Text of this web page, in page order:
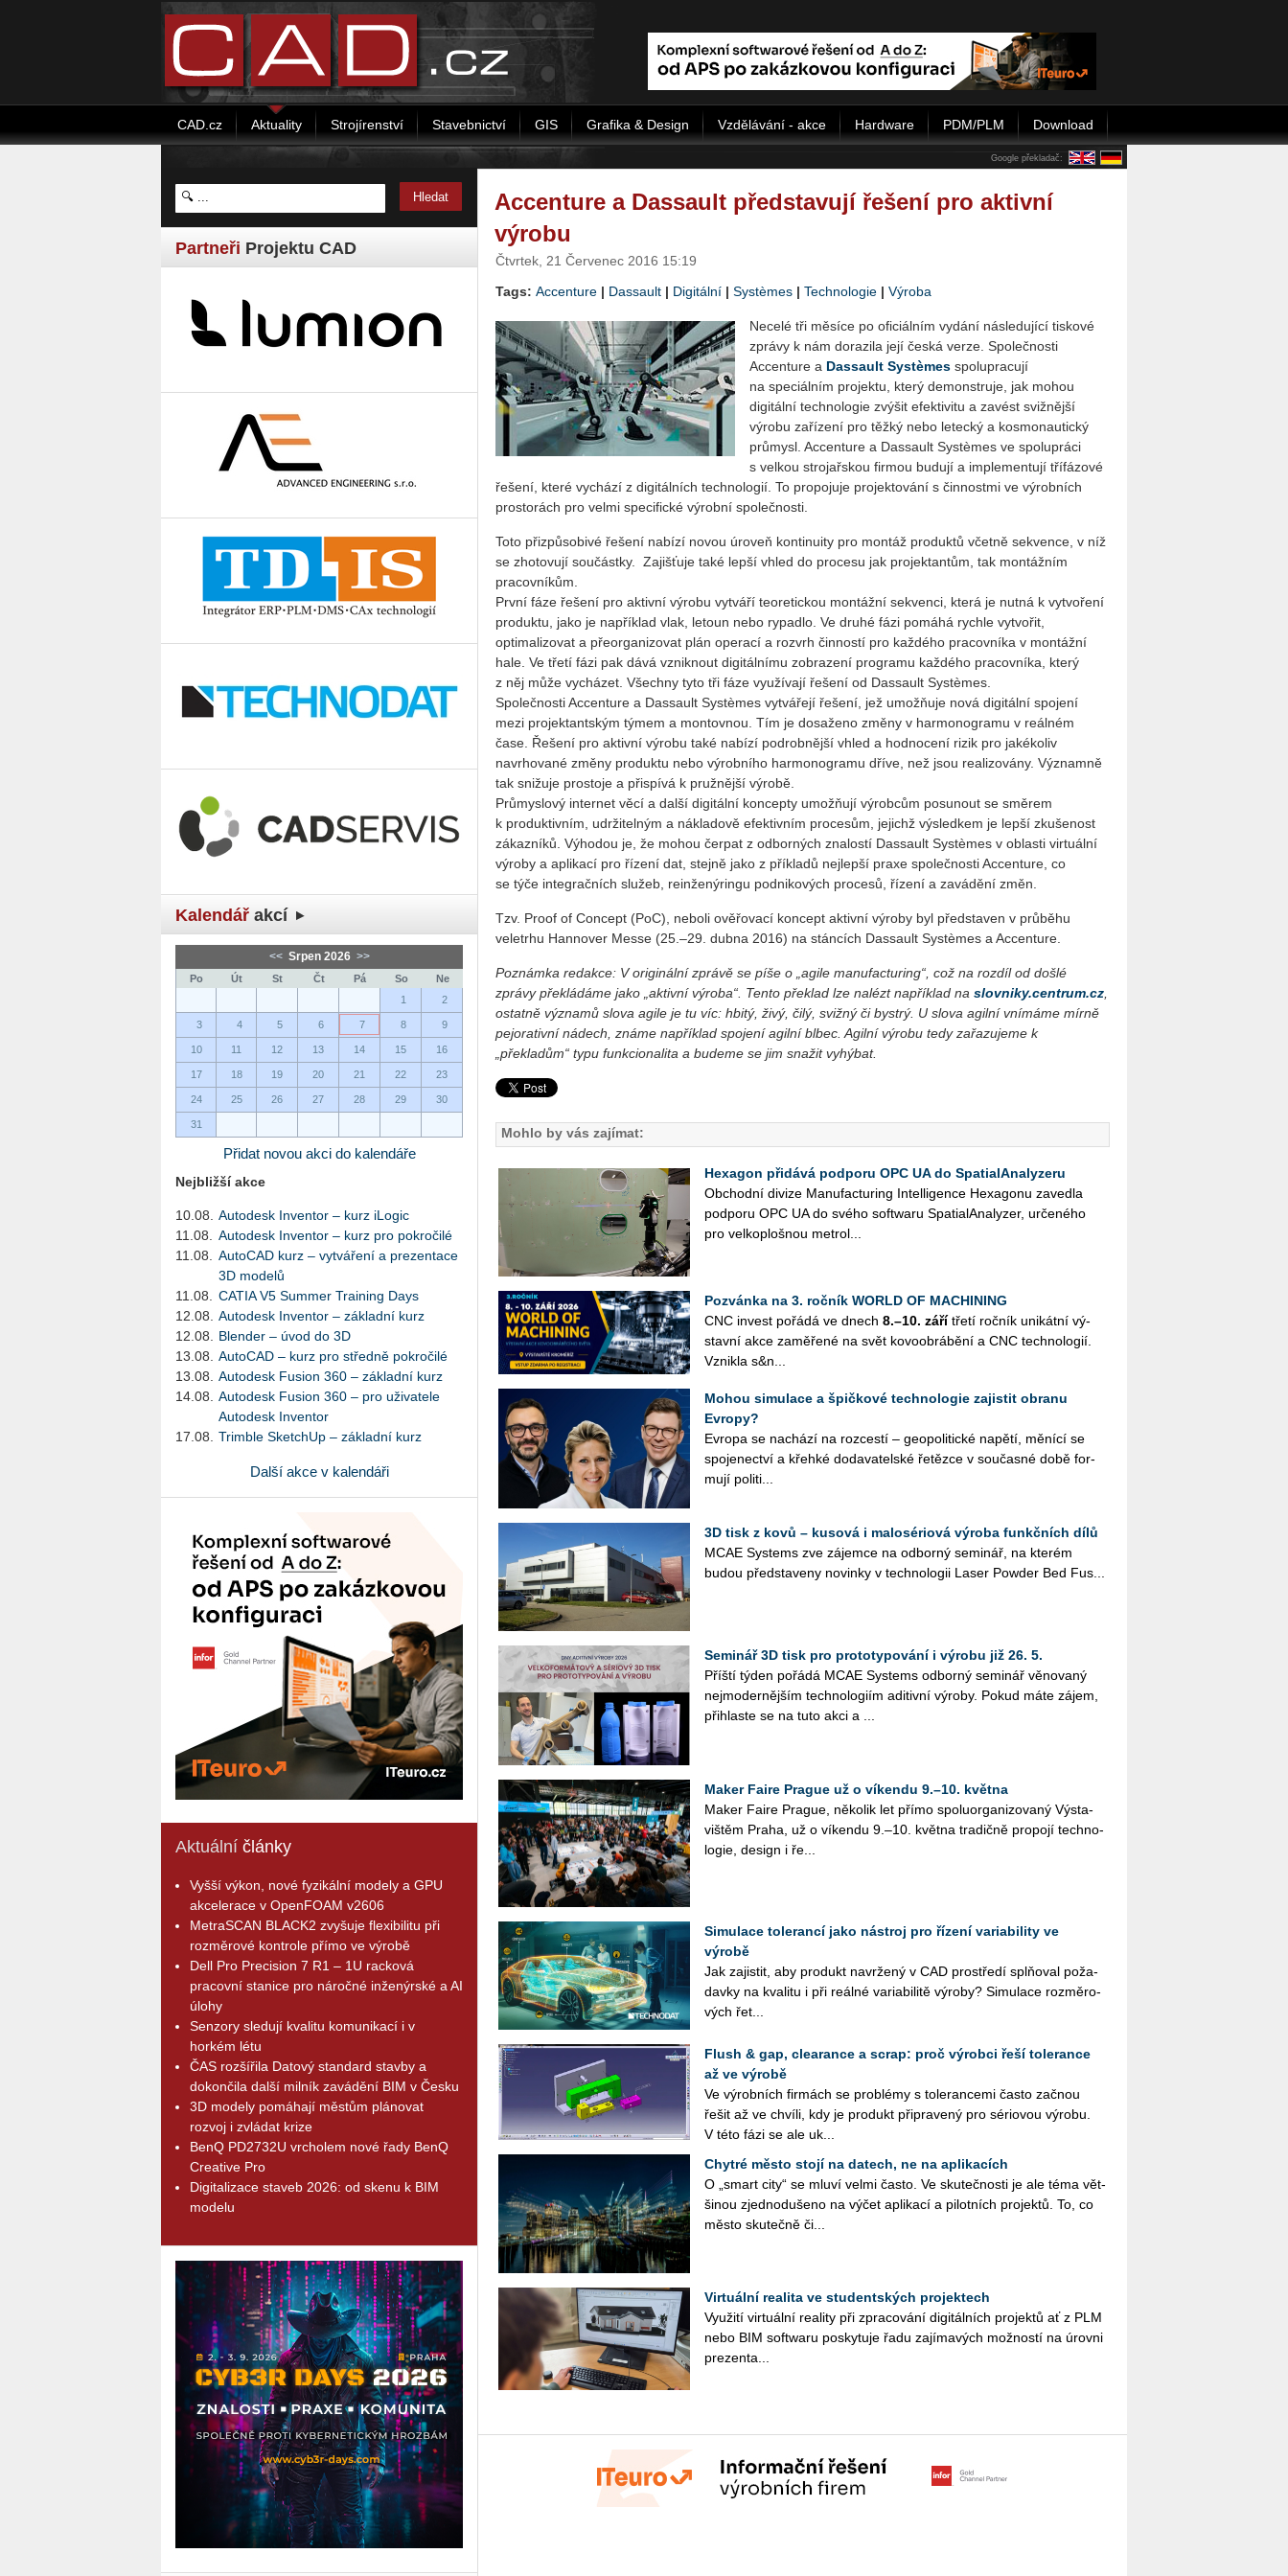
CAD.cz Aktuality Strojírenství Stavebnictví GIS Grafika & Design Vzdělávání - akce Hardware PDM/PLM Download
Google překladač:
Partneři Projektu CAD
Kalendář akcí
<< Srpen 2026 >>
Po Út St Čt Pá So
Ne
1
2
3 4 5 6 7 8 9
10 11 12 13 14 15 16
17 18 19 20 21 22 23
24 25 26 27 28 29 30
31
Přidat novou akci do kalendáře
Nejbližší akce
10.08.
Autodesk Inventor – kurz iLogic
11.08.
Autodesk Inventor – kurz pro pokročilé
11.08.
AutoCAD kurz – vytváření a prezentace
3D modelů
11.08.
CATIA V5 Summer Training Days
12.08.
Autodesk Inventor – základní kurz
12.08.
Blender – úvod do 3D
13.08.
AutoCAD – kurz pro středně pokročilé
13.08.
Autodesk Fusion 360 – základní kurz
14.08.
Autodesk Fusion 360 – pro uživatele
Autodesk Inventor
17.08.
Trimble SketchUp – základní kurz
Další akce v kalendáři
Aktuální články
Vyšší výkon, nové fyzikální modely a GPU
akcelerace v OpenFOAM v2606
MetraSCAN BLACK2 zvyšuje flexibilitu při
rozměrové kontrole přímo ve výrobě
Dell Pro Precision 7 R1 – 1U racková
pracovní stanice pro náročné inženýrské a AI
úlohy
Senzory sledují kvalitu komunikací i v
horkém létu
ČAS rozšířila Datový standard stavby a
dokončila další milník zavádění BIM v Česku
3D modely pomáhají městům plánovat
rozvoj i zvládat krize
BenQ PD2732U vrcholem nové řady BenQ
Creative Pro
Digitalizace staveb 2026: od skenu k BIM
modelu
Accenture a Dassault představují řešení pro aktivní
výrobu
Čtvrtek, 21 Červenec 2016 15:19
Tags: Accenture | Dassault | Digitální | Systèmes | Technologie | Výroba
Necelé tři měsíce po oficiálním vydání následující tiskové
zprávy k nám dorazila její česká verze. Společnosti
Accenture a Dassault Systèmes spolupracují
na speciálním projektu, který demonstruje, jak mohou
digitální technologie zvýšit efektivitu a zavést svižnější
výrobu zařízení pro těžký nebo letecký a kosmonautický
průmysl. Accenture a Dassault Systèmes ve spolupráci
s velkou strojařskou firmou budují a implementují třífázové
řešení, které vychází z digitálních technologií. To propojuje projektování s činnostmi ve výrobních
prostorách pro velmi specifické výrobní společnosti.
Toto přizpůsobivé řešení nabízí novou úroveň kontinuity pro montáž produktů včetně sekvence, v níž
se zhotovují součástky. Zajišťuje také lepší vhled do procesu jak projektantům, tak montážním
pracovníkům.
První fáze řešení pro aktivní výrobu vytváří teoretickou montážní sekvenci, která je nutná k vytvoření
produktu, jako je například vlak, letoun nebo rypadlo. Ve druhé fázi pomáhá rychle vytvořit,
optimalizovat a přeorganizovat plán operací a rozvrh činností pro každého pracovníka v montážní
hale. Ve třetí fázi pak dává vzniknout digitálnímu zobrazení programu každého pracovníka, který
z něj může vycházet. Všechny tyto tři fáze využívají řešení od Dassault Systèmes.
Společnosti Accenture a Dassault Systèmes vytvářejí řešení, jež umožňuje nová digitální spojení
mezi projektantským týmem a montovnou. Tím je dosaženo změny v harmonogramu v reálném
čase. Řešení pro aktivní výrobu také nabízí podrobnější vhled a hodnocení rizik pro jakékoliv
navrhované změny produktu nebo výrobního harmonogramu dříve, než jsou realizovány. Významně
tak snižuje prostoje a přispívá k pružnější výrobě.
Průmyslový internet věcí a další digitální koncepty umožňují výrobcům posunout se směrem
k produktivním, udržitelným a nákladově efektivním procesům, jejichž výsledkem je lepší zkušenost
zákazníků. Výhodou je, že mohou čerpat z odborných znalostí Dassault Systèmes v oblasti virtuální
výroby a aplikací pro řízení dat, stejně jako z příkladů nejlepší praxe společnosti Accenture, co
se týče integračních služeb, reinženýringu podnikových procesů, řízení a zavádění změn.
Tzv. Proof of Concept (PoC), neboli ověřovací koncept aktivní výroby byl představen v průběhu
veletrhu Hannover Messe (25.–29. dubna 2016) na stáncích Dassault Systèmes a Accenture.
Poznámka redakce: V originální zprávě se píše o „agile manufacturing“, což na rozdíl od došlé
zprávy překládáme jako „aktivní výroba“. Tento překlad lze nalézt například na slovniky.centrum.cz
ostatně významů slova agile je tu víc: hbitý, živý, čilý, svižný či bystrý. U slova agilní vnímáme mírně
pejorativní nádech, známe například spojení agilní blbec. Agilní výrobu tedy zařazujeme k
„překladům“ typu funkcionalita a budeme se jim snažit vyhýbat.
Mohlo by vás zajímat:
Hexagon přidává podporu OPC UA do SpatialAnalyzeru
Ob­chod­ní di­vi­ze Ma­nu­factu­ring In­tel­li­gen­ce He­xa­go­nu za­ved­la
pod­po­ru OPC UA do svého soft­wa­ru Spa­tia­l­A­na­ly­zer, ur­če­né­ho
pro vel­ko­ploš­nou me­t­ro­l...
Pozvánka na 3. ročník WORLD OF MACHINING
CNC in­vest po­řá­dá ve dnech 8.–10. zářítřetí roč­ník uni­kát­ní vý­
stav­ní akce za­mě­ře­né na svět ko­vo­ob­rá­bě­ní a CNC tech­no­lo­gií.
Vznik­la s&n...
Mohou simulace a špičkové technologie zajistit obranu
Evropy?
Ev­ro­pa se na­chá­zí na roz­ces­tí – ge­o­po­li­tic­ké na­pě­tí, mě­ní­cí se
spo­je­nec­tví a křeh­ké do­da­va­tel­ské ře­těz­ce v sou­čas­né době for­
mu­jí po­li­ti­...
3D tisk z kovů – kusová i malosériová výroba funkčních dílů
MCAE Sys­tems zve zá­jem­ce na od­bor­ný se­mi­nář, na kte­rém
budou před­sta­ve­ny no­vin­ky v tech­no­lo­gii Laser Pow­der Bed Fus...
Seminář 3D tisk pro prototypování i výrobu již 26. 5.
Příští týden po­řá­dá MCAE Sys­tems od­bor­ný se­mi­nář vě­no­va­ný
nej­mo­der­něj­ším tech­no­lo­giím adi­tiv­ní vý­ro­by. Pokud máte zájem,
při­hlas­te se na tuto akci a ...
Maker Faire Prague už o víkendu 9.–10. května
Maker Faire Pra­gue, ně­ko­lik let přímo spo­lu­or­ga­ni­zo­va­ný Vý­sta­
viš­těm Praha, už o ví­ken­du 9.–10. květ­na tra­dič­ně pro­po­jí tech­no­
lo­gie, de­sign i ře...
Simulace tolerancí jako nástroj pro řízení variability ve
výrobě
Jak za­jis­tit, aby pro­dukt na­vr­že­ný v CAD pro­stře­dí splňoval po­ža­
dav­ky na kva­li­tu i při re­ál­né va­ri­a­bi­li­tě vý­ro­by? Si­mu­la­ce roz­mě­ro­
vých ře­t...
Flush & gap, clearance a scrap: proč výrobci řeší tolerance
až ve výrobě
Ve vý­rob­ních fir­mách se pro­blémy s to­le­ran­ce­mi často za­čnou
řešit až ve chví­li, kdy je pro­dukt při­pra­ve­ný pro sé­ri­o­vou vý­ro­bu.
V této fázi se ale uk...
Chytré město stojí na datech, ne na aplikacích
O „smart city“ se mluví velmi často. Ve sku­teč­nos­ti je ale téma vět­
ši­nou zjed­no­du­še­no na výčet apli­ka­cí a pi­lot­ních pro­jek­tů. To, co
město sku­teč­ně či...
Virtuální realita ve studentských projektech
Vy­u­ži­tí vir­tu­ál­ní re­a­li­ty při zpra­co­vá­ní di­gi­tál­ních pro­jek­tů ať z PLM
nebo BIM soft­waru po­sky­tu­je řadu za­jí­ma­vých mož­nos­tí na úrov­ni
pre­zen­ta­...